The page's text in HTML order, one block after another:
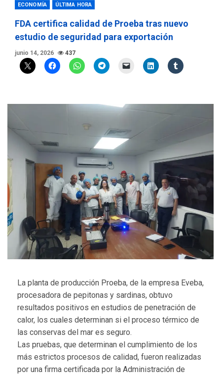
ECONOMÍA ÚLTIMA HORA
FDA certifica calidad de Proeba tras nuevo
estudio de seguridad para exportación
junio 14, 2026 437
La planta de producción Proeba, de la empresa Eveba,
procesadora de pepitonas y sardinas, obtuvo
resultados positivos en estudios de penetración de
calor, los cuales determinan si el proceso térmico de
las conservas del mar es seguro.
Las pruebas, que determinan el cumplimiento de los
más estrictos procesos de calidad, fueron realizadas
por una firma certificada por la Administración de